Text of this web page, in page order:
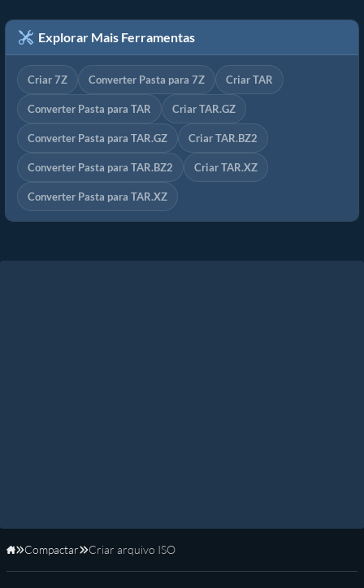
Explorar Mais Ferramentas
Criar 7Z Converter Pasta para 7Z Criar TAR
Converter Pasta para TAR Criar TAR.GZ
Converter Pasta para TAR.GZ Criar TAR.BZ2
Converter Pasta para TAR.BZ2 Criar TAR.XZ
Converter Pasta para TAR.XZ
Início
Compactar Criar arquivo ISO